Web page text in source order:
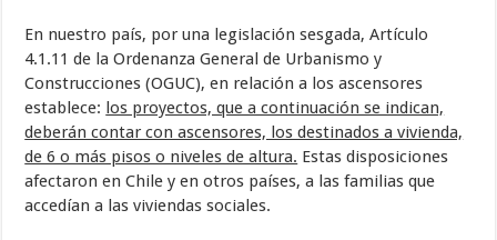
En nuestro país, por una legislación sesgada, Artículo
4.1.11 de la Ordenanza General de Urbanismo y
Construcciones (OGUC), en relación a los ascensores
establece: los proyectos, que a continuación se indican,
deberán contar con ascensores, los destinados a vivienda,
de 6 o más pisos o niveles de altura. Estas disposiciones
afectaron en Chile y en otros países, a las familias que
accedían a las viviendas sociales.